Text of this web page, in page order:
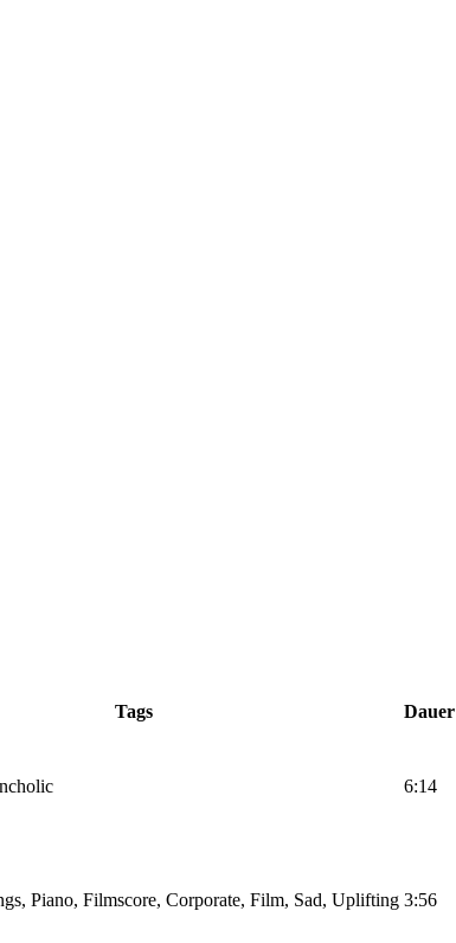
Tags Dauer
6:14
Piano, Filmscore, Corporate, Film, Sad, Uplifting 3:56